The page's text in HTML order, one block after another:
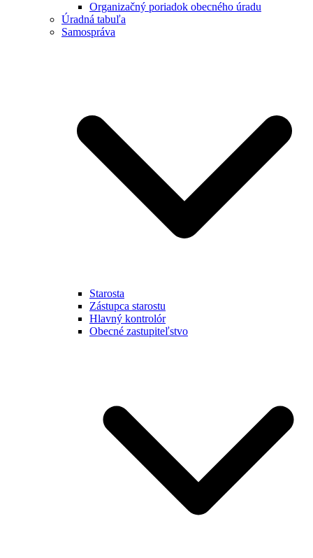
Organizačný poriadok obecného úradu
Úradná tabuľa
Samospráva
Starosta
Zástupca starostu
Hlavný kontrolór
Obecné zastupiteľstvo